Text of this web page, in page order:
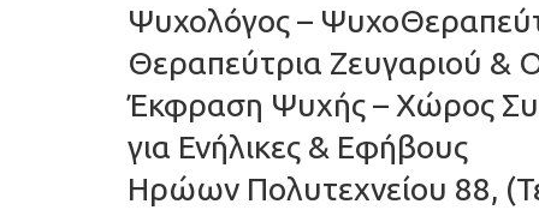
Ψυχολόγος –
Θεραπεύτρια Ζευγαριού &
Έκφραση Ψυχής – Χώρος
για Ενήλικες & Εφήβους
Ηρώων Πολυτεχνείου 88,